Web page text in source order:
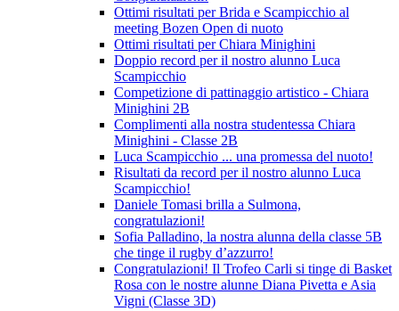
Ottimi risultati per Brida e Scampicchio al
meeting Bozen Open di nuoto
Ottimi risultati per Chiara Minighini
Doppio record per il nostro alunno Luca
Scampicchio
Competizione di pattinaggio artistico - Chiara
Minighini 2B
Complimenti alla nostra studentessa Chiara
Minighini - Classe 2B
Luca Scampicchio ... una promessa del nuoto!
Risultati da record per il nostro alunno Luca
Scampicchio!
Daniele Tomasi brilla a Sulmona,
congratulazioni!
Sofia Palladino, la nostra alunna della classe 5B
che tinge il rugby d’azzurro!
Congratulazioni! Il Trofeo Carli si tinge di Basket
Rosa con le nostre alunne Diana Pivetta e Asia
Vigni (Classe 3D)